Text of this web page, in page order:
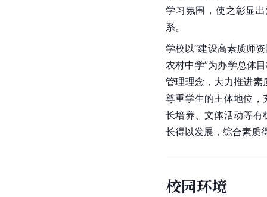
学习氛围，使之彰显
系。
学校以“建设高素质师
农村中学”为办学总体
管理理念，大力推进素
尊重学生的主体地位，
长培养、文体活动等有
长得以发展，综合素质
校园环境